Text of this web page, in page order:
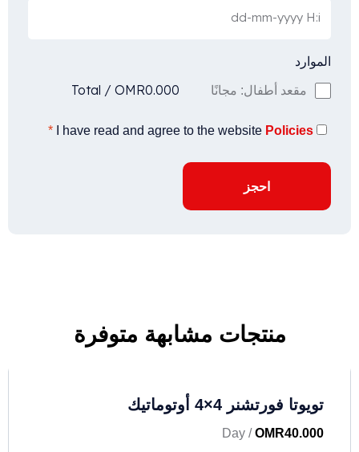
الموارد
مقعد أطفال: مجانًا OMR0.000
/
Total
I have read and agree to the website Policies
*
احجز
منتجات مشابهة متوفرة
تويوتا فورتشنر 4×4 أوتوماتيك
OMR40.000
/ Day